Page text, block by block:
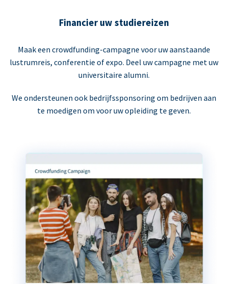
Financier uw studiereizen
Maak een crowdfunding-campagne voor uw aanstaande
lustrumreis, conferentie of expo. Deel uw campagne met uw
universitaire alumni.
We ondersteunen ook bedrijfssponsoring om bedrijven aan
te moedigen om voor uw opleiding te geven.